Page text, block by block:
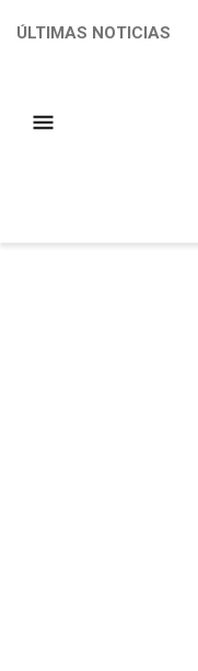
ÚLTIMAS NOTICIAS